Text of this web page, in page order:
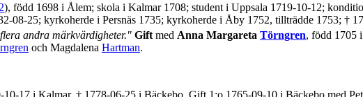
), född 1698 i Ålem; skola i Kalmar 1708; student i Uppsala 1719-10-12;
08-25; kyrkoherde i Persnäs 1735; kyrkoherde i Åby 1752, tillträdde 1753; †
andra märkvärdigheter." Gift med Anna Margareta Törngren, född 1705
och Magdalena Hartman.
17 i Kalmar, † 1778-06-25 i Bäckebo. Gift 1:o 1765-09-10 i Bäckebo med